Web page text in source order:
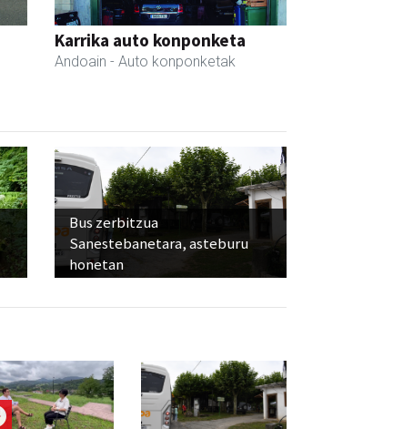
Karrika auto konponketa
Andoain - Auto konponketak
Bus zerbitzua
Sanestebanetara, asteburu
honetan